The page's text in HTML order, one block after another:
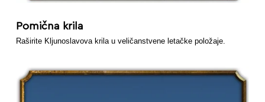
Pomična krila
Raširite Kljunoslavova krila u veličanstvene letačke položaje.